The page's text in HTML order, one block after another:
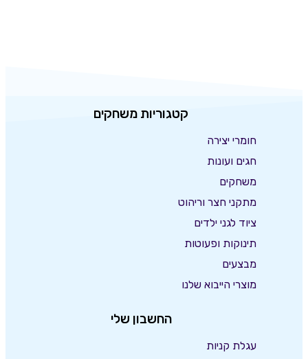
קטגוריות משחקים
חומרי יצירה
חגים ועונות
משחקים
מתקני חצר וריהוט
ציוד לגני ילדים
תינוקות ופעוטות
מבצעים
מוצרי הייבוא שלנו
החשבון שלי
עגלת קניות